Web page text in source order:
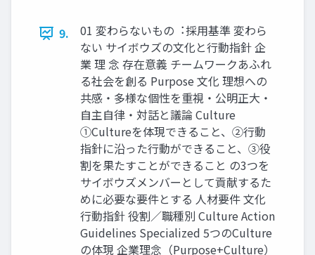
9.
01 変わらないもの︓採⽤基準 変わら
ない サイボウズの⽂化と⾏動指針 企
業 理 念 存在意義 チームワークあふれ
る社会を創る Purpose ⽂化 理想への
共感・多様な個性を重視・公明正⼤・
⾃主⾃律・対話と議論 Culture
①Cultureを体現できること、②⾏動
指針に沿った⾏動ができること、③役
割を果たすことができること の3つを
サイボウズメンバーとして貢献するた
めに必要な要件とする ⼈材要件 ⽂化
⾏動指針 役割／職種別 Culture Action
Guidelines Specialized 5つのCulture
の体現 企業理念（Purpose+Culture）